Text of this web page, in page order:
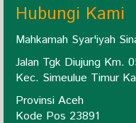
Hubungi Kami
Mahkamah Syar'iyah
Jalan Tgk Diujung Km.
Kec. Simeulue Timur
Provinsi Aceh
Kode Pos 23891